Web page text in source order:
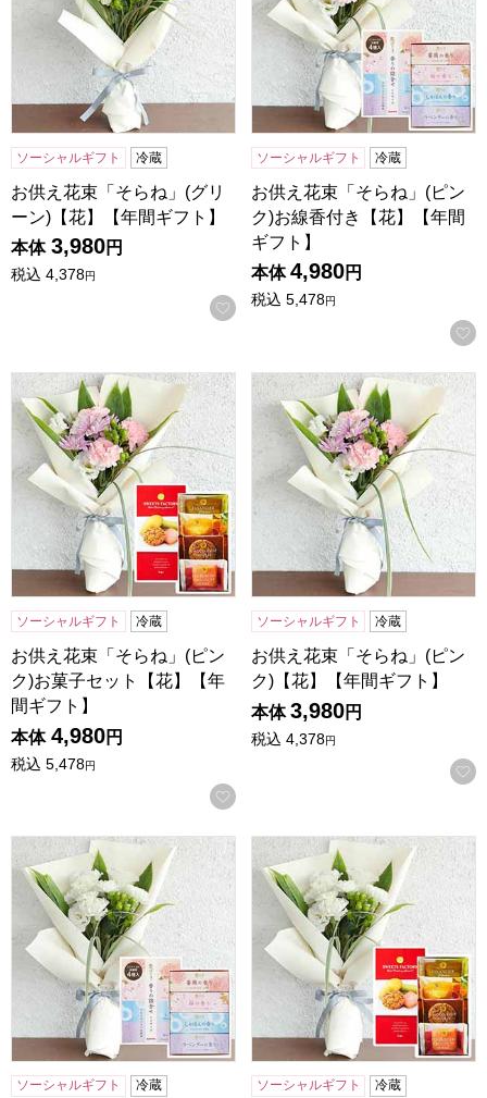
ソーシャルギフト 冷蔵
お供え花束「そらね」(グリ
ーン)【花】【年間ギフト】
本体 3,980円
税込 4,378円
お気に入りに登録する
ソーシャルギフト 冷蔵
お供え花束「そらね」(ピン
ク)お線香付き【花】【年間
ギフト】
本体 4,980円
税込 5,478円
お供え花束「そらね」(ピンク)お菓子セット【花】【年間ギ
ソーシャルギフト 冷蔵
お供え花束「そらね」(ピン
ク)お菓子セット【花】【年
間ギフト】
本体 4,980円
税込 5,478円
お気に入りに登録する
お供え花束「そらね」(ピン
ソーシャルギフト 冷蔵
お供え花束「そらね」(ピン
ク)【花】【年間ギフト】
本体 3,980円
税込 4,378円
お供え花束「そらね」(ホワイト)お線香付き【花】【年間ギ
ソーシャルギフト 冷蔵
お供え花束「そらね」(ホワ
ソーシャルギフト 冷蔵